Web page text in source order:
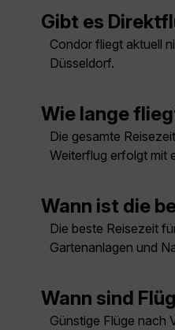
Gibt es
Condor fliegt aktuell
Düsseldorf.
Wie lange
Die gesamte
Weiterflug erfolgt mit
Wann ist die
Die beste Reisezeit
Gartenanlagen und
Wann sind
Günstige Flüge nach